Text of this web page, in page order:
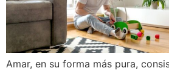
Amar, en su forma más pura,